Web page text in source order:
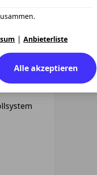
| Anbieterliste
Alle akzeptieren